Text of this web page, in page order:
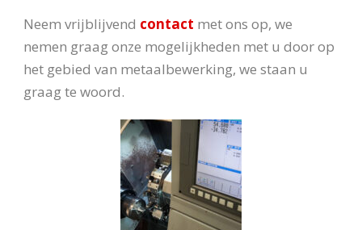
Neem vrijblijvend contact met ons op, we
nemen graag onze mogelijkheden met u door op
het gebied van metaalbewerking, we staan u
graag te woord.